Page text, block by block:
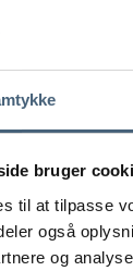
bruger
til at tilpasse
også
og